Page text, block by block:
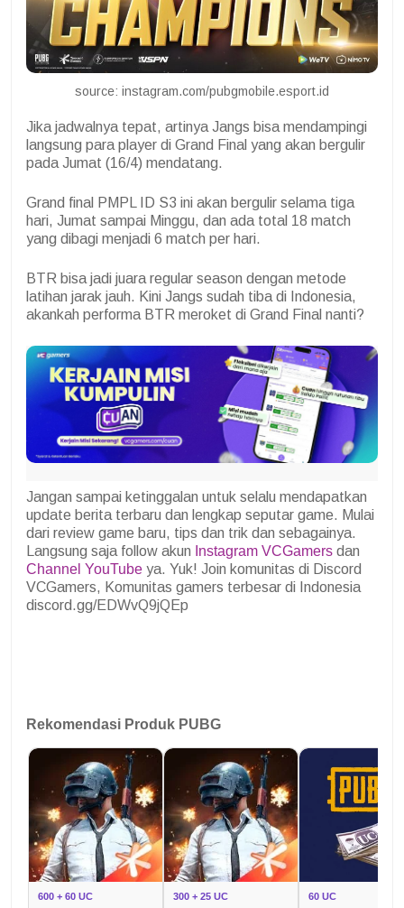
source: instagram.com/pubgmobile.esport.id
Jika jadwalnya tepat, artinya Jangs bisa mendampingi
langsung para player di Grand Final yang akan bergulir
pada Jumat (16/4) mendatang.
Grand final PMPL ID S3 ini akan bergulir selama tiga
hari, Jumat sampai Minggu, dan ada total 18 match
yang dibagi menjadi 6 match per hari.
BTR bisa jadi juara regular season dengan metode
latihan jarak jauh. Kini Jangs sudah tiba di Indonesia,
akankah performa BTR meroket di Grand Final nanti?
Jangan sampai ketinggalan untuk selalu mendapatkan
update berita terbaru dan lengkap seputar game. Mulai
dari review game baru, tips dan trik dan sebagainya.
Langsung saja follow akun Instagram VCGamers dan
Channel YouTube ya. Yuk! Join komunitas di Discord
VCGamers, Komunitas gamers terbesar di Indonesia
discord.gg/EDWvQ9jQEp
Rekomendasi Produk PUBG
600 + 60 UC 300 + 25 UC 60 UC